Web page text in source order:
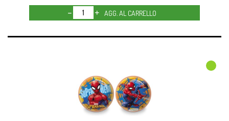
Quantità
AGG. AL CARRELLO